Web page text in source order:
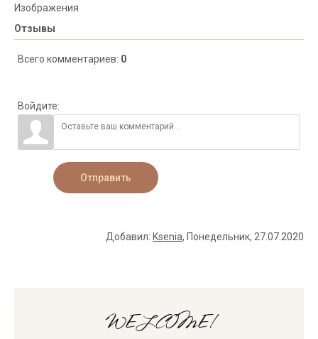
Изображения
Отзывы
Всего комментариев: 0
Войдите:
Отправить
Добавил: Ksenia, Понедельник, 27.07.2020
WELCOME!